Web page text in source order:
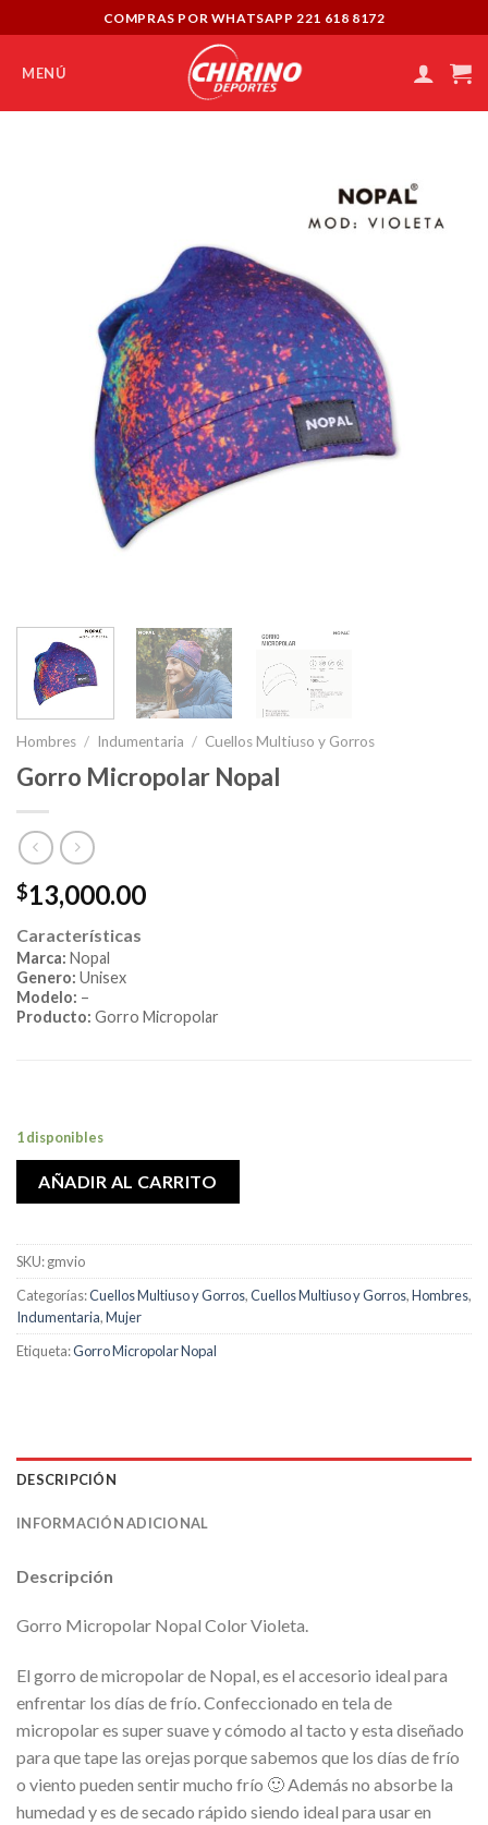
to
content
COMPRAS POR WHATSAPP 221 618 8172
MENÚ
Hombres / Indumentaria / Cuellos Multiuso y Gorros
Gorro Micropolar Nopal
$13,000.00
Características
Marca: Nopal
Genero: Unisex
Modelo: –
Producto: Gorro Micropolar
1 disponibles
AÑADIR AL CARRITO
SKU:gmvio
Categorías:Cuellos Multiuso y Gorros,Cuellos Multiuso y Gorros,Hombres,
Indumentaria,Mujer
Etiqueta:Gorro Micropolar Nopal
DESCRIPCIÓN
INFORMACIÓN ADICIONAL
Descripción
Gorro Micropolar Nopal Color Violeta.
El gorro de micropolar de Nopal, es el accesorio ideal para
enfrentar los días de frío. Confeccionado en tela de
micropolar es super suave y cómodo al tacto y esta diseñado
para que tape las orejas porque sabemos que los días de frío
o viento pueden sentir mucho frío 🙂 Además no absorbe la
humedad y es de secado rápido siendo ideal para usar en